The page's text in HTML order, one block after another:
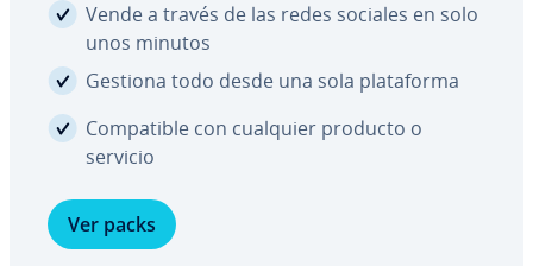
Vende a través de las redes sociales en solo
unos minutos
Gestiona todo desde una sola pla­ta­fo­r­ma
Co­m­pa­ti­ble con cualquier producto o
servicio
Ver packs